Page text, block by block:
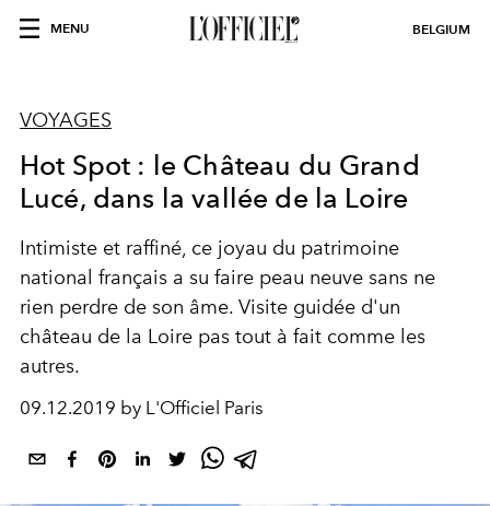
MENU BELGIUM
VOYAGES
Hot Spot : le Château du Grand
Lucé, dans la vallée de la Loire
Intimiste et raffiné, ce joyau du patrimoine
national français a su faire peau neuve sans ne
rien perdre de son âme. Visite guidée d'un
château de la Loire pas tout à fait comme les
autres.
09.12.2019 by L'Officiel Paris